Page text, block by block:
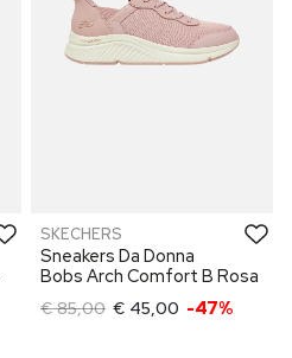
SKECHERS
Sneakers Da Donna
Bobs Arch Comfort B Rosa
€ 85,00 € 45,00 -47%